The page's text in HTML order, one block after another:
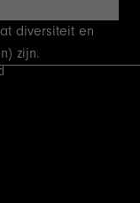
diversiteit en
zijn.